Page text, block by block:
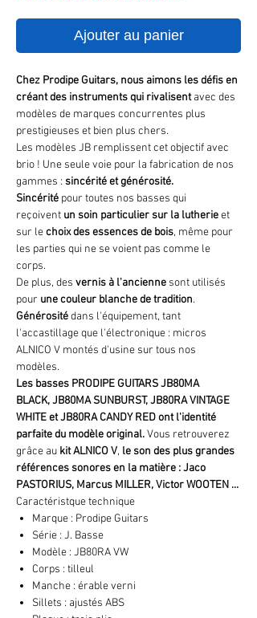
Ajouter au panier
Chez Prodipe Guitars, nous aimons les défis en
créant des instruments qui rivalisentavec des
modèles de marques concurrentes plus
prestigieuses et bien plus chers.
Les modèles JB remplissent cet objectif avec
brio ! Une seule voie pour la fabrication de nos
gammes : sincérité et générosité.
Sincérité pour toutes nos basses qui
reçoivent un soin particuliersur la lutherieet
sur lechoix des essences de bois, même pour
les parties qui ne se voient pas comme le
corps.
De plus, des vernis à l'ancienne sont utilisés
pour une couleur blanchede tradition.
Générositédans l'équipement, tant
l'accastillage que l'électronique : micros
ALNICO V montés d'usine sur tous nos
modèles.
Les basses PRODIPE GUITARSJB80MA
BLACK,JB80MA SUNBURST, JB80RA VINTAGE
WHITE et JB80RA CANDY REDont l'identité
parfaite du modèle original.Vous retrouverez
grâce au kitALNICOV, leson des plus grandes
références sonores en la matière : Jaco
PASTORIUS, Marcus MILLER, Victor WOOTEN ...
Caractéristque technique
Marque : Prodipe Guitars
Série : J. Basse
Modèle : JB80RA VW
Corps : tilleul
Manche : érable verni
Sillets : ajustés ABS